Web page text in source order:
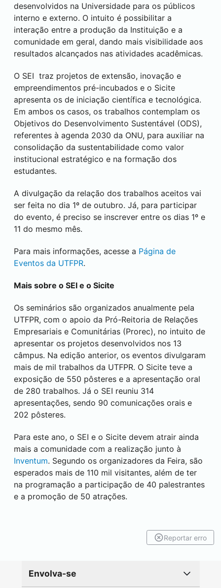
desenvolvidos na Universidade para os públicos
interno e externo. O intuito é possibilitar a
interação entre a produção da Instituição e a
comunidade em geral, dando mais visibilidade aos
resultados alcançados nas atividades acadêmicas.
O SEI traz projetos de extensão, inovação e
empreendimentos pré-incubados e o Sicite
apresenta os de iniciação científica e tecnológica.
Em ambos os casos, os trabalhos contemplam os
Objetivos do Desenvolvimento Sustentável (ODS),
referentes à agenda 2030 da ONU, para auxiliar na
consolidação da sustentabilidade como valor
institucional estratégico e na formação dos
estudantes.
A divulgação da relação dos trabalhos aceitos vai
ser feita no dia 1º de outubro. Já, para participar
do evento, é preciso se inscrever entre os dias 1º e
11 do mesmo mês.
Para mais informações, acesse a Página de
Eventos da UTFPR.
Mais sobre o SEI e o Sicite
Os seminários são organizados anualmente pela
UTFPR, com o apoio da Pró-Reitoria de Relações
Empresariais e Comunitárias (Prorec), no intuito de
apresentar os projetos desenvolvidos nos 13
câmpus. Na edição anterior, os eventos divulgaram
mais de mil trabalhos da UTFPR. O Sicite teve a
exposição de 550 pôsteres e a apresentação oral
de 280 trabalhos. Já o SEI reuniu 314
apresentações, sendo 90 comunicações orais e
202 pôsteres.
Para este ano, o SEI e o Sicite devem atrair ainda
mais a comunidade com a realização junto à
Inventum. Segundo os organizadores da Feira, são
esperados mais de 110 mil visitantes, além de ter
na programação a participação de 40 palestrantes
e a promoção de 50 atrações.
Reportar erro
Envolva-se